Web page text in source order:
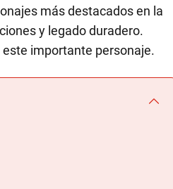
más destacados en la
y legado duradero.
importante personaje.